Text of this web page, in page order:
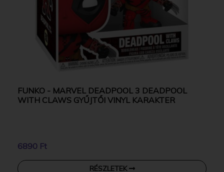
FUNKO - MARVEL DEADPOOL 3 DEADPOOL
WITH CLAWS GYŰJTŐI VINYL KARAKTER
6890 Ft
RÉSZLETEK